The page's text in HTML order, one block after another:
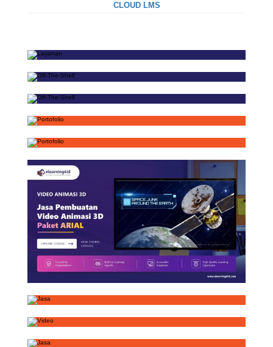
CLOUD LMS